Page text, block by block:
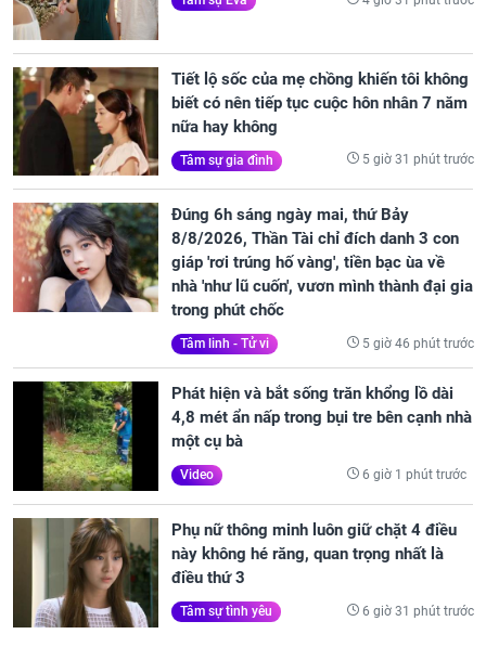
Tiết lộ sốc của mẹ chồng khiến tôi không
biết có nên tiếp tục cuộc hôn nhân 7 năm
nữa hay không
Tâm sự gia đình 5 giờ 31 phút trước
Đúng 6h sáng ngày mai, thứ Bảy
8/8/2026, Thần Tài chỉ đích danh 3 con
giáp 'rơi trúng hố vàng', tiền bạc ùa về
nhà 'như lũ cuốn', vươn mình thành đại gia
trong phút chốc
Tâm linh - Tử vi 5 giờ 46 phút trước
Phát hiện và bắt sống trăn khổng lồ dài
4,8 mét ẩn nấp trong bụi tre bên cạnh nhà
một cụ bà
Video 6 giờ 1 phút trước
Phụ nữ thông minh luôn giữ chặt 4 điều
này không hé răng, quan trọng nhất là
điều thứ 3
Tâm sự tình yêu 6 giờ 31 phút trước